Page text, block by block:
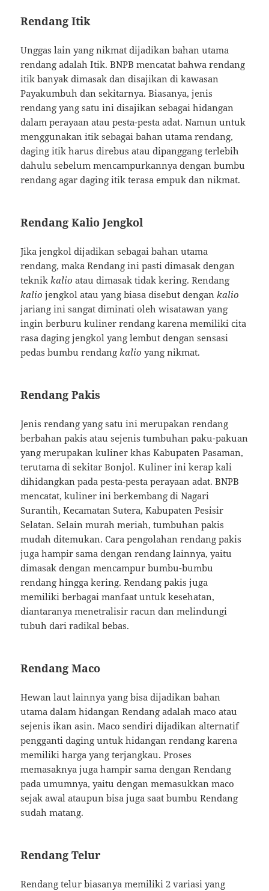
Rendang Itik
Unggas lain yang nikmat dijadikan bahan utama
rendang adalah Itik. BNPB mencatat bahwa rendang
itik banyak dimasak dan disajikan di kawasan
Payakumbuh dan sekitarnya. Biasanya, jenis
rendang yang satu ini disajikan sebagai hidangan
dalam perayaan atau pesta-pesta adat. Namun untuk
menggunakan itik sebagai bahan utama rendang,
daging itik harus direbus atau dipanggang terlebih
dahulu sebelum mencampurkannya dengan bumbu
rendang agar daging itik terasa empuk dan nikmat.
Rendang Kalio Jengkol
Jika jengkol dijadikan sebagai bahan utama
rendang, maka Rendang ini pasti dimasak dengan
teknikkalio atau dimasak tidak kering. Rendang
kalio jengkol atau yang biasa disebut dengankalio
jariang ini sangat diminati oleh wisatawan yang
ingin berburu kuliner rendang karena memiliki cita
rasa daging jengkol yang lembut dengan sensasi
pedas bumbu rendangkalio yang nikmat.
Rendang Pakis
Jenis rendang yang satu ini merupakan rendang
berbahan pakis atau sejenis tumbuhan paku-pakuan
yang merupakan kuliner khas Kabupaten Pasaman,
terutama di sekitar Bonjol. Kuliner ini kerap kali
dihidangkan pada pesta-pesta perayaan adat. BNPB
mencatat, kuliner ini berkembang di Nagari
Surantih, Kecamatan Sutera, Kabupaten Pesisir
Selatan. Selain murah meriah, tumbuhan pakis
mudah ditemukan. Cara pengolahan rendang pakis
juga hampir sama dengan rendang lainnya, yaitu
dimasak dengan mencampur bumbu-bumbu
rendang hingga kering. Rendang pakis juga
memiliki berbagai manfaat untuk kesehatan,
diantaranya menetralisir racun dan melindungi
tubuh dari radikal bebas.
Rendang Maco
Hewan laut lainnya yang bisa dijadikan bahan
utama dalam hidangan Rendang adalah maco atau
sejenis ikan asin. Maco sendiri dijadikan alternatif
pengganti daging untuk hidangan rendang karena
memiliki harga yang terjangkau. Proses
memasaknya juga hampir sama dengan Rendang
pada umumnya, yaitu dengan memasukkan maco
sejak awal ataupun bisa juga saat bumbu Rendang
sudah matang.
Rendang Telur
Rendang telur biasanya memiliki 2 variasi yang